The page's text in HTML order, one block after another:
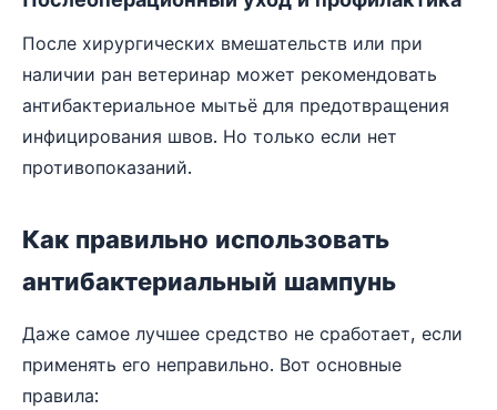
После хирургических вмешательств или при
наличии ран ветеринар может рекомендовать
антибактериальное мытьё для предотвращения
инфицирования швов. Но только если нет
противопоказаний.
Как правильно использовать
антибактериальный шампунь
Даже самое лучшее средство не сработает, если
применять его неправильно. Вот основные
правила: